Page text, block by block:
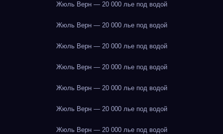
Жюль Верн — 20 000 лье под водой
Жюль Верн — 20 000 лье под водой
Жюль Верн — 20 000 лье под водой
Жюль Верн — 20 000 лье под водой
Жюль Верн — 20 000 лье под водой
Жюль Верн — 20 000 лье под водой
Жюль Верн — 20 000 лье под водой